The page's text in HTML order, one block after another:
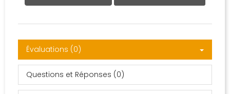
Évaluations (0)
Questions et Réponses (0)